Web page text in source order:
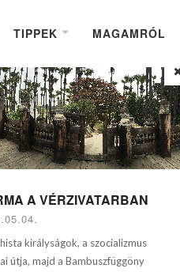
TIPPEK MAGAMRÓL
A VÉRZIVATARBAN
királyságok, a szocializmus
útja, majd a Bambuszfüggöny